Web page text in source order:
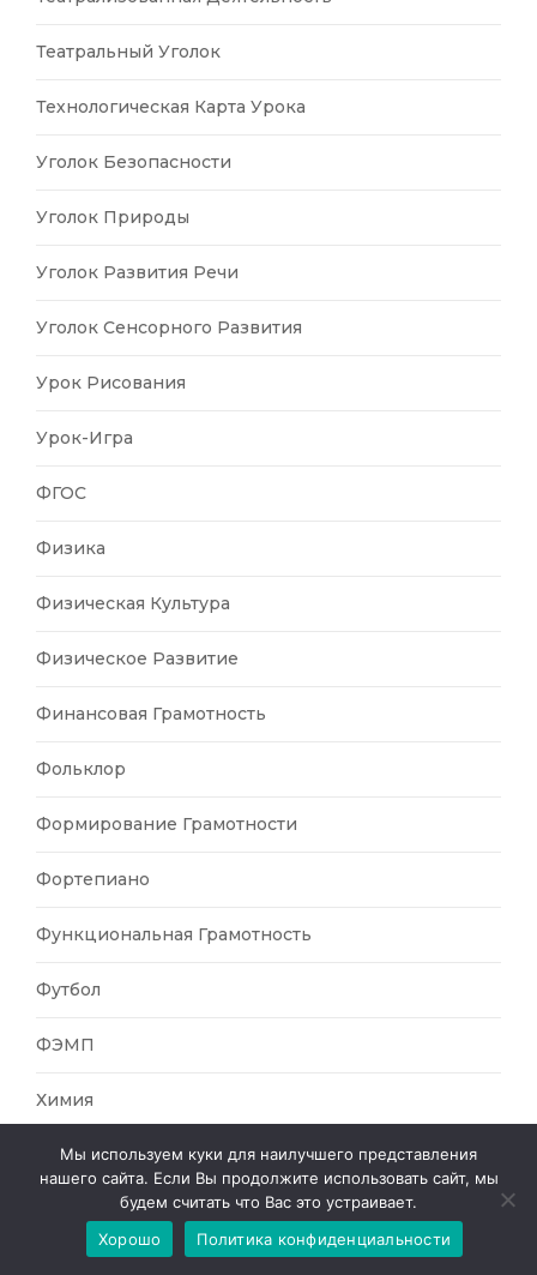
Театральный Уголок
Технологическая Карта Урока
Уголок Безопасности
Уголок Природы
Уголок Развития Речи
Уголок Сенсорного Развития
Урок Рисования
Урок-Игра
ФГОС
Физика
Физическая Культура
Физическое Развитие
Финансовая Грамотность
Фольклор
Формирование Грамотности
Фортепиано
Функциональная Грамотность
Футбол
ФЭМП
Химия
Художественно-Эстетическое Развитие
Цифровые Технологии
Мы используем куки для наилучшего представления
нашего сайта. Если Вы продолжите использовать сайт, мы
будем считать что Вас это устраивает.
Хорошо
Политика конфиденциальности